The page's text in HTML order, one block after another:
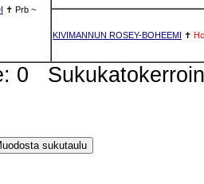
✝ Prb ~
KIVIMANNUN ROSEY-BOHEEMI ✝ Hc
0